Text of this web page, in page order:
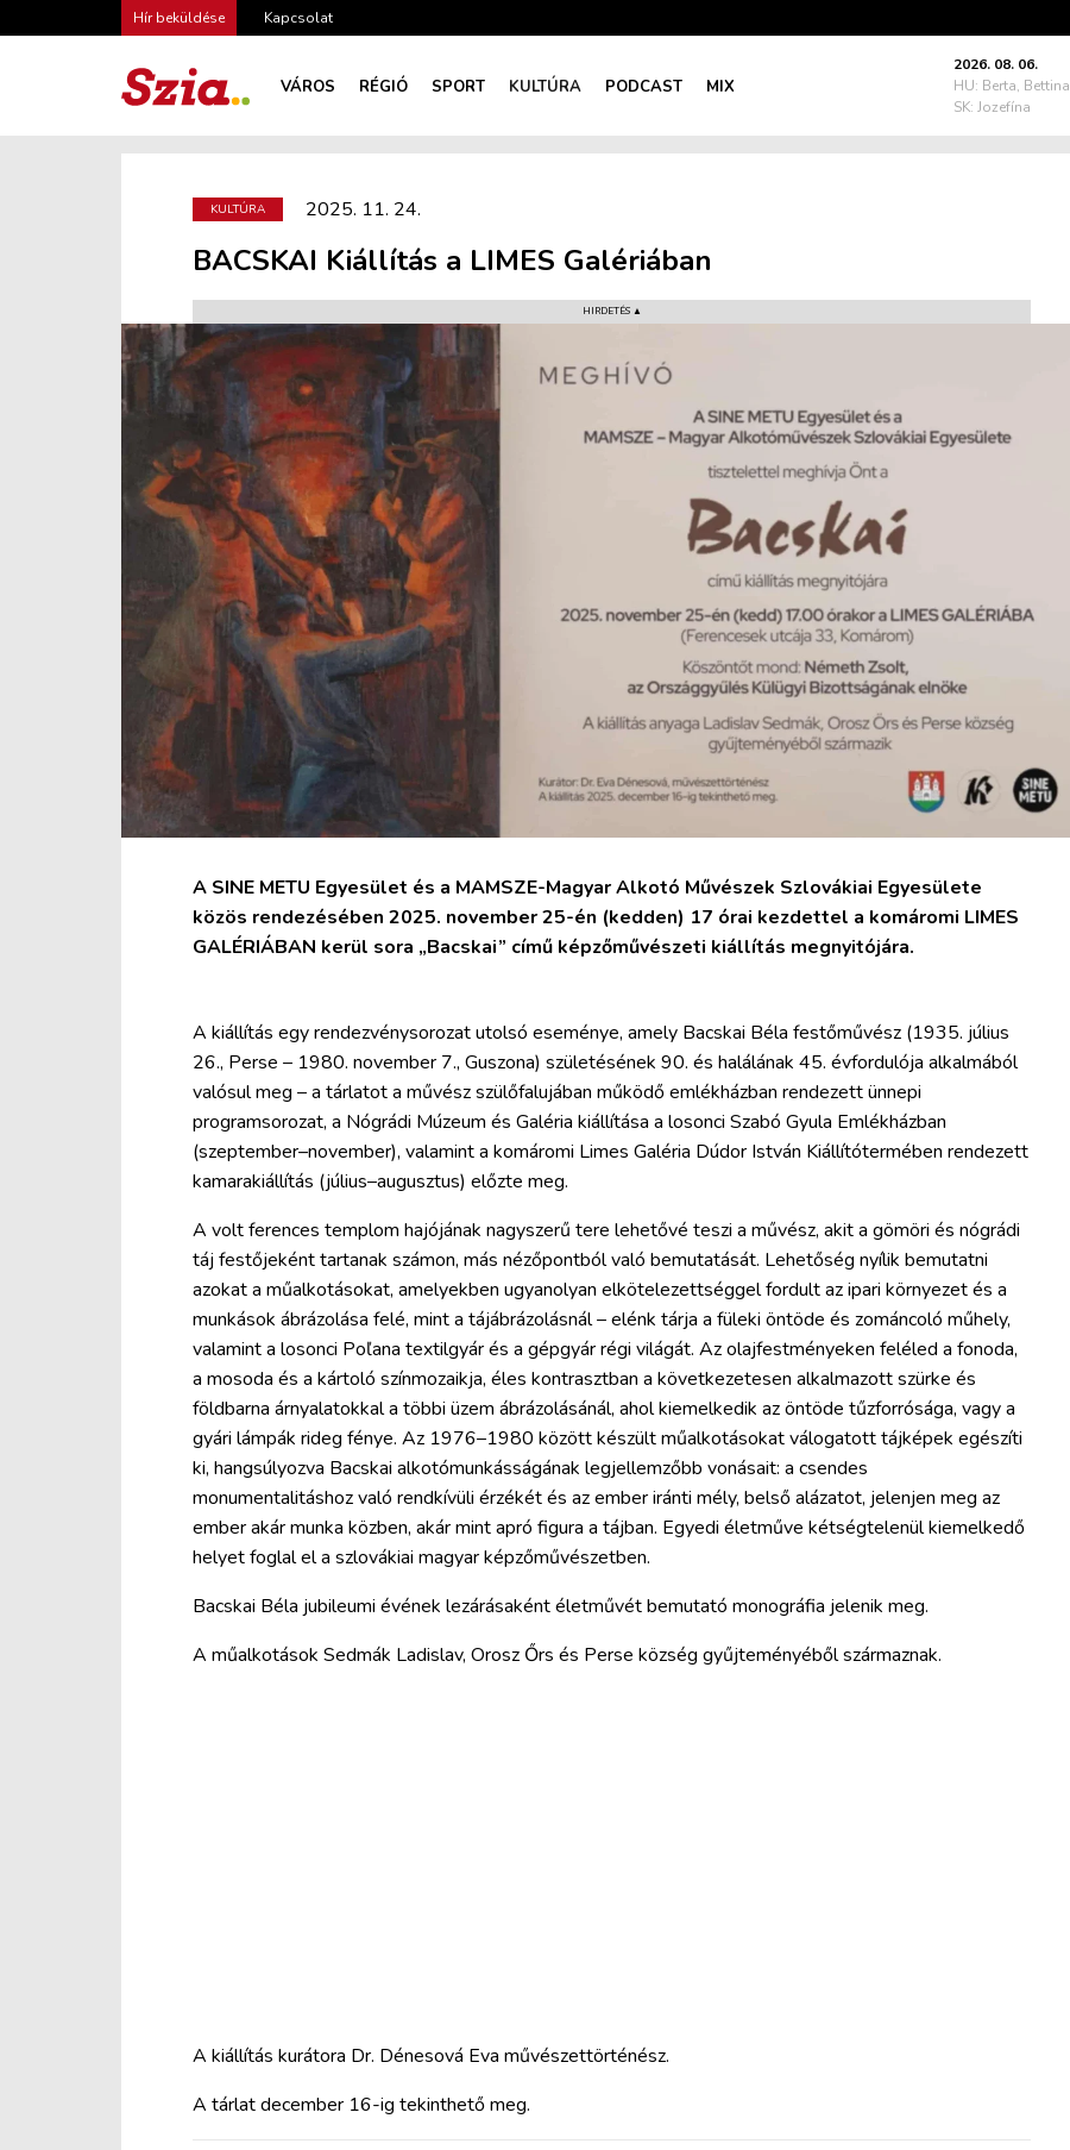
Hír beküldése Kapcsolat
VÁROS RÉGIÓ SPORT KULTÚRA PODCAST MIX
2026. 08. 06.
HU: Berta, Bettina
SK: Jozefína
KULTÚRA 2025. 11. 24.
BACSKAI Kiállítás a LIMES Galériában
HIRDETÉS ▲
A SINE METU Egyesület és a MAMSZE-Magyar Alkotó Művészek Szlovákiai Egyesülete
közös rendezésében 2025. november 25-én (kedden) 17 órai kezdettel a komáromi LIMES
GALÉRIÁBAN kerül sora „Bacskai” című képzőművészeti kiállítás megnyitójára.
A kiállítás egy rendezvénysorozat utolsó eseménye, amely Bacskai Béla festőművész (1935. július
26., Perse – 1980. november 7., Guszona) születésének 90. és halálának 45. évfordulója alkalmából
valósul meg – a tárlatot a művész szülőfalujában működő emlékházban rendezett ünnepi
programsorozat, a Nógrádi Múzeum és Galéria kiállítása a losonci Szabó Gyula Emlékházban
(szeptember–november), valamint a komáromi Limes Galéria Dúdor István Kiállítótermében rendezett
kamarakiállítás (július–augusztus) előzte meg.
A volt ferences templom hajójának nagyszerű tere lehetővé teszi a művész, akit a gömöri és nógrádi
táj festőjeként tartanak számon, más nézőpontból való bemutatását. Lehetőség nyílik bemutatni
azokat a műalkotásokat, amelyekben ugyanolyan elkötelezettséggel fordult az ipari környezet és a
munkások ábrázolása felé, mint a tájábrázolásnál – elénk tárja a füleki öntöde és zománcoló műhely,
valamint a losonci Poľana textilgyár és a gépgyár régi világát. Az olajfestményeken feléled a fonoda,
a mosoda és a kártoló színmozaikja, éles kontrasztban a következetesen alkalmazott szürke és
földbarna árnyalatokkal a többi üzem ábrázolásánál, ahol kiemelkedik az öntöde tűzforrósága, vagy a
gyári lámpák rideg fénye. Az 1976–1980 között készült műalkotásokat válogatott tájképek egészíti
ki, hangsúlyozva Bacskai alkotómunkásságának legjellemzőbb vonásait: a csendes
monumentalitáshoz való rendkívüli érzékét és az ember iránti mély, belső alázatot, jelenjen meg az
ember akár munka közben, akár mint apró figura a tájban. Egyedi életműve kétségtelenül kiemelkedő
helyet foglal el a szlovákiai magyar képzőművészetben.
Bacskai Béla jubileumi évének lezárásaként életművét bemutató monográfia jelenik meg.
A műalkotások Sedmák Ladislav, Orosz Őrs és Perse község gyűjteményéből származnak.
A kiállítás kurátora Dr. Dénesová Eva művészettörténész.
A tárlat december 16-ig tekinthető meg.